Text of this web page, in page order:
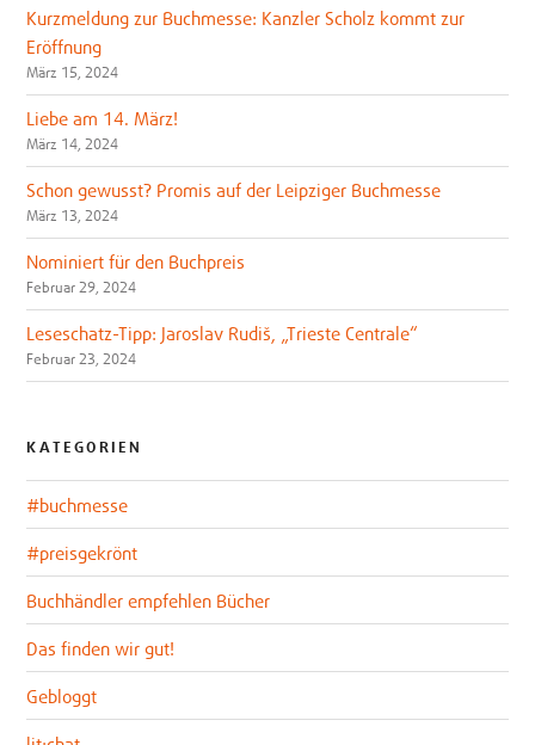
Kurzmeldung zur Buchmesse: Kanzler Scholz kommt zur
Eröffnung
März 15, 2024
Liebe am 14. März!
März 14, 2024
Schon gewusst? Promis auf der Leipziger Buchmesse
März 13, 2024
Nominiert für den Buchpreis
Februar 29, 2024
Leseschatz-Tipp: Jaroslav Rudiš, „Trieste Centrale“
Februar 23, 2024
KATEGORIEN
#buchmesse
#preisgekrönt
Buchhändler empfehlen Bücher
Das finden wir gut!
Gebloggt